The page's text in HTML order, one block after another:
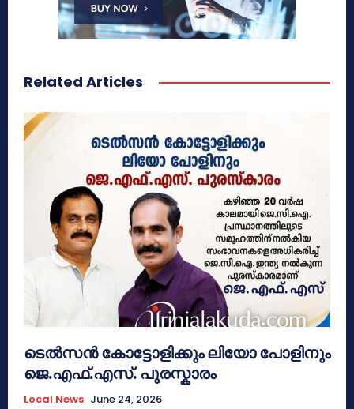
Related Articles
ടെൽസൻ കോട്ടോളിക്കും ലിയോ പോളിനും
ജെ.എഫ്.എസ്. പുരസ്കാരം
Local News June 24, 2026